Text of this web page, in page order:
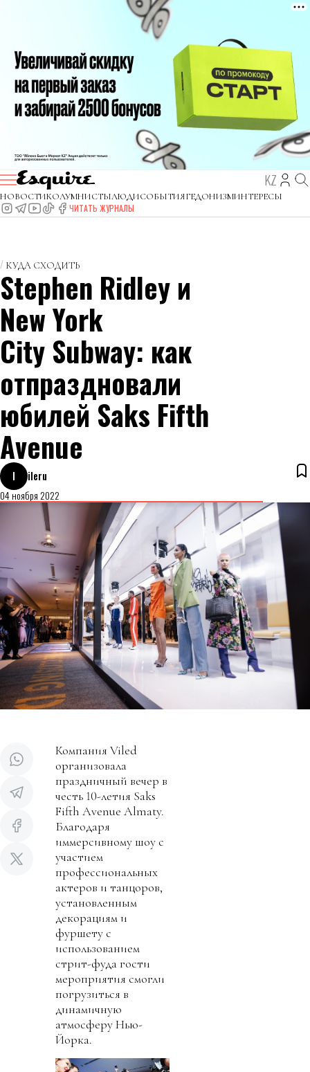
KZ
НОВОСТИКОЛУМНИСТЫЛЮДИСОБЫТИЯГЕДОНИЗМИНТЕРЕСЫ
ЧИТАТЬ ЖУРНАЛЫ
КУДА СХОДИТЬ
Stephen Ridley и
New York
City Subway: как
отпраздновали
юбилей Saks Fifth
Avenue
I
ileru
04 ноября 2022
Компания Viled
организовала
праздничный вечер в
честь 10-летия Saks
Fifth Avenue Almaty.
Благодаря
иммерсивному шоу с
участием
профессиональных
актеров и танцоров,
установленным
декорациям и
фуршету с
использованием
стрит-фуда гости
мероприятия смогли
погрузиться в
динамичную
атмосферу Нью-
Йорка.